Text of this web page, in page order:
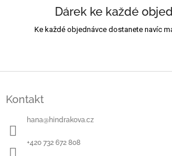
Dárek ke každé
Ke každé objednávce dostanete navíc
Kontakt
hana@hindrakova.cz
+420 732 672 808